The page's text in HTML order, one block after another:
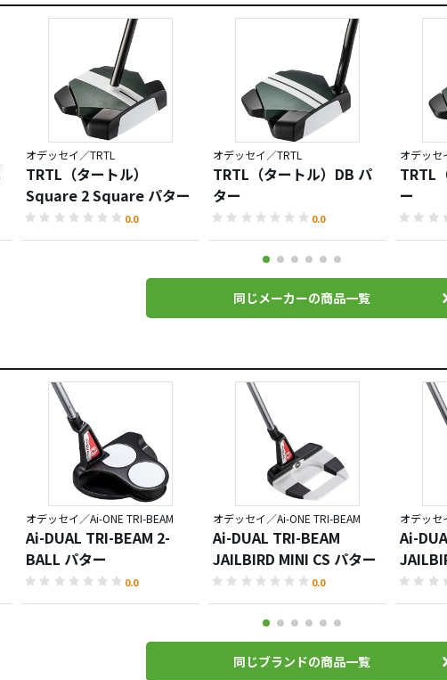
オデッセイ／TRTL
TRTL（タートル）
Square 2 Square パター
0.0
オデッセイ／TRTL
TRTL（タートル）DB パ
ター
0.0
オデッセ
TRTL
ー
同じメーカーの商品一覧
オデッセイ／Ai-ONE TRI-BEAM
Ai-DUAL TRI-BEAM 2-
BALL パター
0.0
オデッセイ／Ai-ONE TRI-BEAM
Ai-DUAL TRI-BEAM
JAILBIRD MINI CS パター
0.0
オデッセ
Ai-
同じブランドの商品一覧